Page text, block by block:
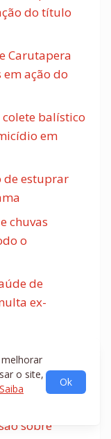
do título
Carutapera
ação do
balístico
em
de estuprar
chuvas
o
de
ex-
na Zona
sobre
o site,
Saiba
Ok